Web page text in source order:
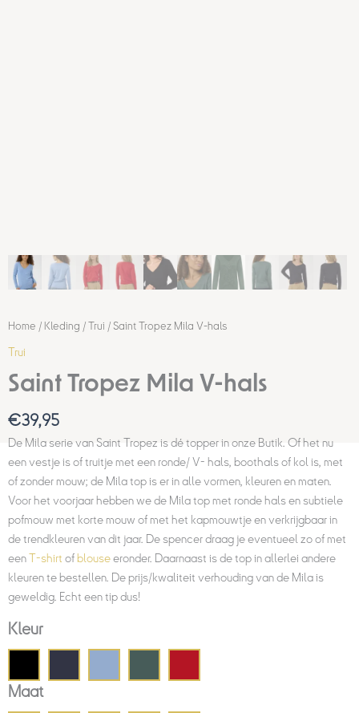
Home / Kleding / Trui / Saint Tropez Mila V-hals
Trui
Saint Tropez Mila V-hals
€39,95
De Mila serie van Saint Tropez is dé topper in onze Butik. Of het nu
een vestje is of truitje met een ronde/ V- hals, boothals of kol is, met
of zonder mouw; de Mila top is er in alle vormen, kleuren en maten.
Voor het voorjaar hebben we de Mila top met ronde hals en subtiele
pofmouw met korte mouw of met het kapmouwtje en verkrijgbaar in
de trendkleuren van dit jaar. De spencer draag je eventueel zo of met
eenT-shirt of blouseeronder. Daarnaast is de top in allerlei andere
kleuren te bestellen. De prijs/kwaliteit verhouding van de Mila is
geweldig. Echt een tip dus!
Kleur
Maat